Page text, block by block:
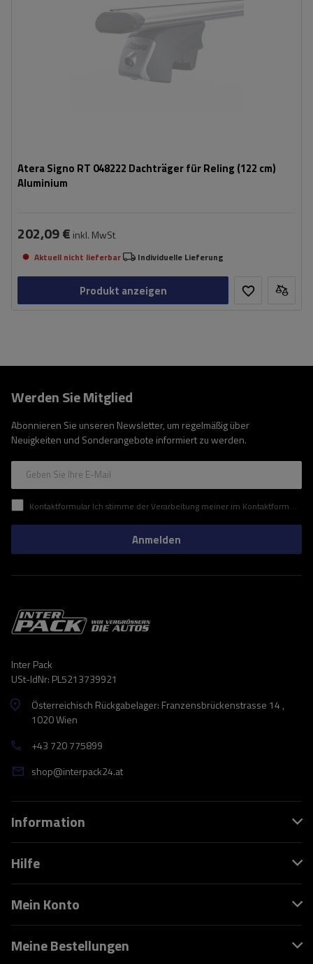
Atera Signo RT 048222 Dachträger für Reling (122 cm)
Aluminium
202,09 € inkl. MwSt
Aktuell nicht lieferbar Individuelle Lieferung
Produkt anzeigen
Werden Sie Mitglied
Abonnieren Sie unseren Newsletter, um regelmäßig über
Neuigkeiten und Sonderangebote informiert zu werden.
Geben Sie Ihre E-Mail
Kontaktformular Ich stimme der Verarbeitung meiner im Kontaktformular enthaltenen personenbezogenen Daten gemäß der Verordnung (EU) des Europäischen Parlaments und des Rates zu.
Anmelden
Inter Pack
USt-IdNr: PL5213739921
Österreichisch Rückgabelager: Franzensbrückenstrasse 14 ,
1020 Wien
+43 720 775899
shop@interpack24.at
Information
Hilfe
Mein Konto
Meine Bestellungen